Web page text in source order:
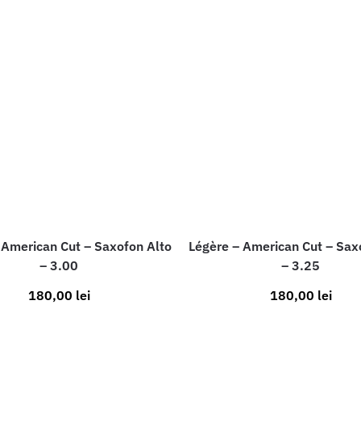
Cut – Saxofon Alto
– 3.00
180,00 lei
Légère – American Cut –
– 3.25
180,00 lei